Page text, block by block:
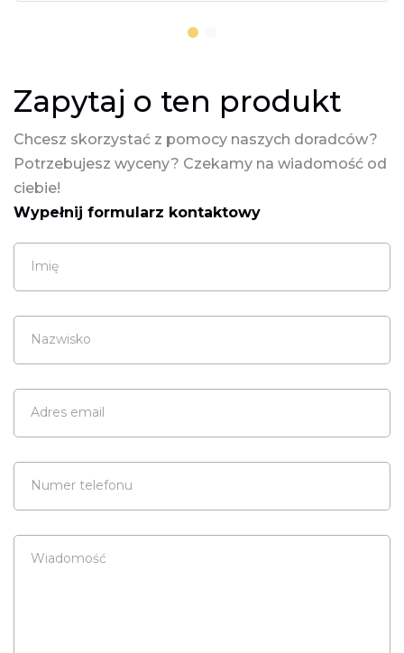
Zapytaj o ten produkt
Chcesz skorzystać z pomocy naszych doradców?
Potrzebujesz wyceny? Czekamy na wiadomość od
ciebie!
Wypełnij formularz kontaktowy
Imię
Nazwisko
Adres email
Numer telefonu
Wiadomość